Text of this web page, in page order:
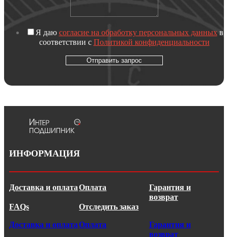
Я даю согласие на обработку персональных данныхв
соответствии с Политикой конфиденциальности
Отправить запрос
ИНФОРМАЦИЯ
Доставка и оплатаОплата
Гарантия и
возврат
FAQs
Отследить заказ
Доставка и оплатаОплата
Гарантия и
возврат